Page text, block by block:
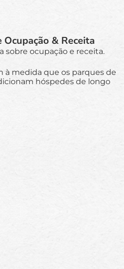
& Receita
sobre ocupação e receita.
à medida que os parques de
hóspedes de longo